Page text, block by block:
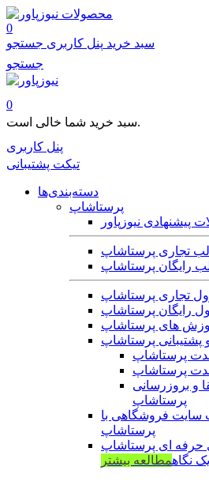
محصولات
0
سبد خرید پنل کاربری جستجو
جستجو
0
سبد خرید شما خالی است.
پنل کاربری
تیکت پشتیبانی
دسته‌بندی‌ها
پرستاشاپ
پیشنهادی نیوزپاور
تجاری پرستاشاپ
رایگان پرستاشاپ
تجاری پرستاشاپ
رایگان پرستاشاپ
های پرستاشاپ
پرستاشاپ
مدت پرستاشاپ
مدت پرستاشاپ
و بروزرسانی
پرستاشاپ
فروشگاهی با
پرستاشاپ
حرفه ای پرستاشاپ
نگاهمطالعه بیشتر